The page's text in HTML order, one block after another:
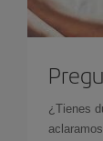
¿Tienes